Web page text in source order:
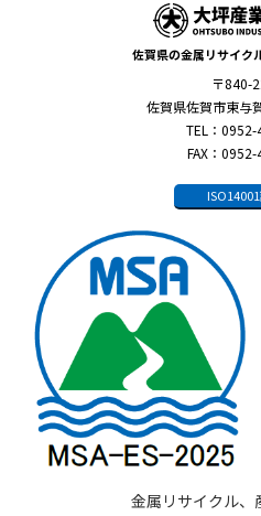
佐賀県の金属リサイク
〒840-
佐賀県佐賀市東与
TEL：
FAX：
金属リサイクル、